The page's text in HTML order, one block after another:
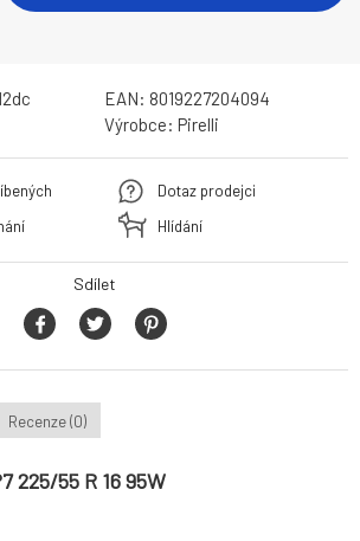
EAN: 8019227204094
Výrobce: Pirelli
Dotaz prodejci
Hlídání
Sdílet
Recenze (0)
225/55 R 16 95W